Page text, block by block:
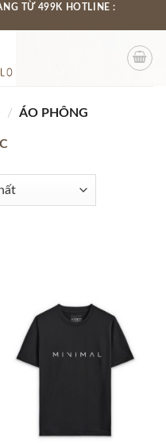
TỪ 499K HOTLINE :
/ ÁO PHÔNG